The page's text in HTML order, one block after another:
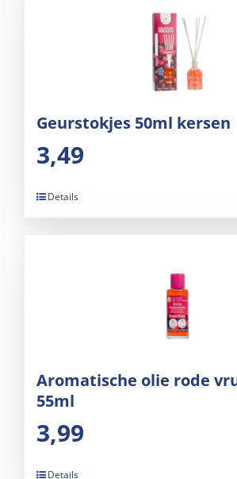
Geurstokjes 50ml kersen
3,49
Details
Aromatische olie rode
55ml
3,99
Details